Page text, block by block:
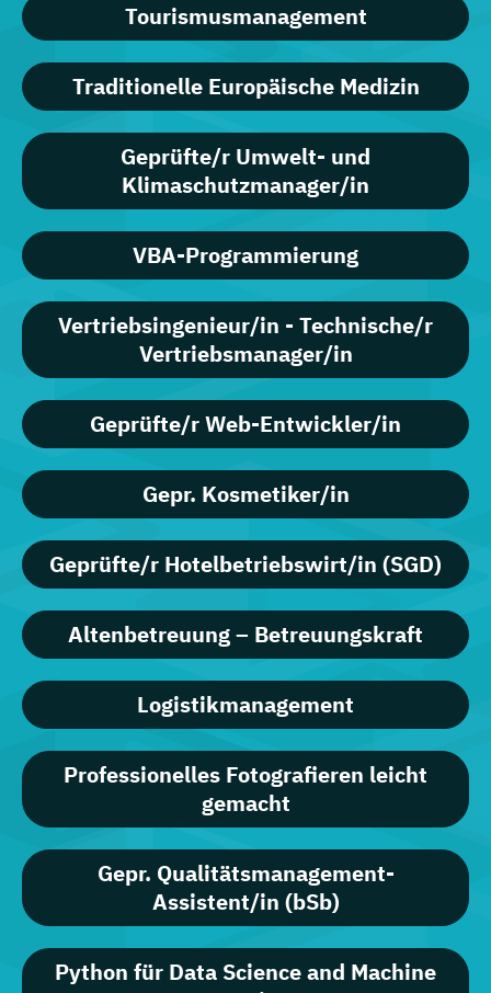
Tourismusmanagement
Traditionelle Europäische Medizin
Geprüfte/r Umwelt- und
Klimaschutzmanager/in
VBA-Programmierung
Vertriebsingenieur/in - Technische/r
Vertriebsmanager/in
Geprüfte/r Web-Entwickler/in
Gepr. Kosmetiker/in
Geprüfte/r Hotelbetriebswirt/in (SGD)
Altenbetreuung – Betreuungskraft
Logistikmanagement
Professionelles Fotografieren leicht
gemacht
Gepr. Qualitätsmanagement-
Assistent/in (bSb)
Python für Data Science and Machine